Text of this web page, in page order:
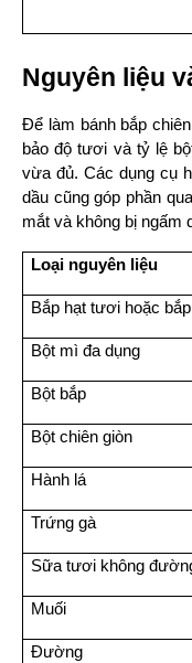
Nguyên liệu
Để làm bánh bắp
bảo độ tươi và tỷ lệ
vừa đủ. Các dụng cụ
dầu cũng góp phần
mắt và không bị ngấm
Loại nguyên liệu
Bắp hạt tươi hoặc
Bột mì đa dụng
Bột bắp
Bột chiên giòn
Hành lá
Trứng gà
Sữa tươi không
Muối
Đường